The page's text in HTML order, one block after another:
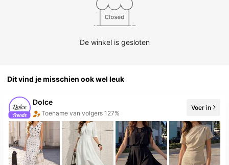
De winkel is gesloten
Dit vind je misschien ook wel leuk
Dolce
Verkoopstijging 38%
Voer in